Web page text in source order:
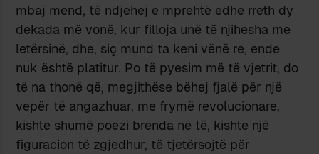
mbaj mend, të ndjehej e mprehtë edhe rreth dy
dekada më vonë, kur filloja unë të njihesha me
letërsinë, dhe, siç mund ta keni vënë re, ende
nuk është platitur. Po të pyesim më të vjetrit, do
të na thonë që, megjithëse bëhej fjalë për një
vepër të angazhuar, me frymë revolucionare,
kishte shumë poezi brenda në të, kishte një
figuracion të zgjedhur, të tjetërsojtë për